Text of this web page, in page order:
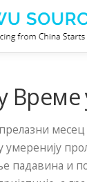
Време
месец
умеренију
падавина и